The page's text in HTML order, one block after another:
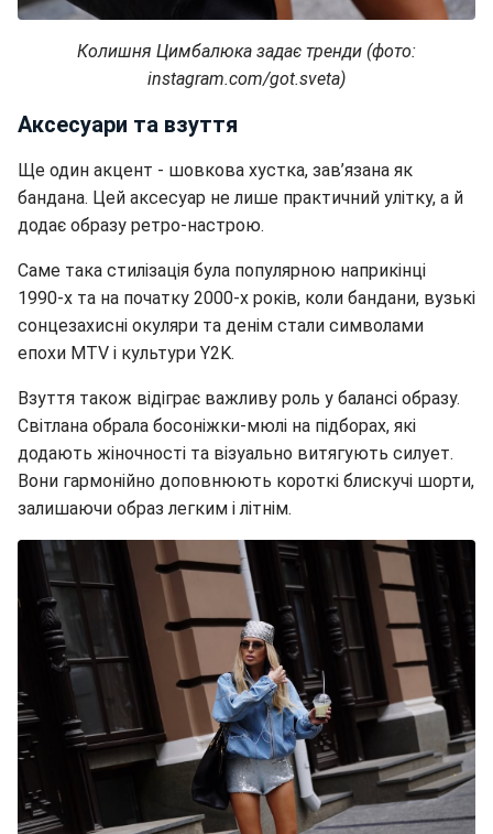
Колишня Цимбалюка задає тренди (фото:
instagram.com/got.sveta)
Аксесуари та взуття
Ще один акцент - шовкова хустка, зав’язана як
бандана. Цей аксесуар не лише практичний улітку, а й
додає образу ретро-настрою.
Саме така стилізація була популярною наприкінці
1990-х та на початку 2000-х років, коли бандани, вузькі
сонцезахисні окуляри та денім стали символами
епохи MTV і культури Y2K.
Взуття також відіграє важливу роль у балансі образу.
Світлана обрала босоніжки-мюлі на підборах, які
додають жіночності та візуально витягують силует.
Вони гармонійно доповнюють короткі блискучі шорти,
залишаючи образ легким і літнім.